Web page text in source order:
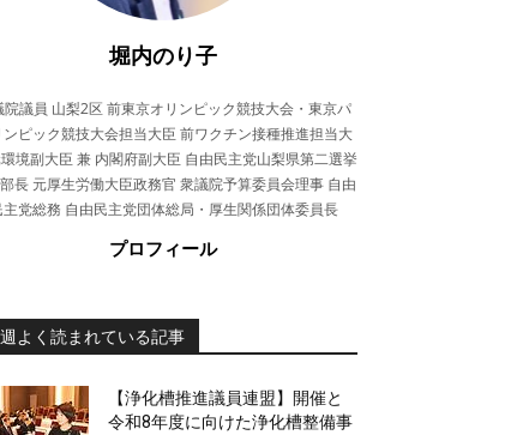
堀内のり子
院議員 山梨2区 前東京オリンピック競技大会・東京パ
ンピック競技大会担当大臣 前ワクチン接種推進担当大
境副大臣 兼 内閣府副大臣 自由民主党山梨県第二選挙
長 元厚生労働大臣政務官 衆議院予算委員会理事 自由
主党総務 自由民主党団体総局・厚生関係団体委員長
プロフィール
よく読まれている記事
【浄化槽推進議員連盟】開催と
令和8年度に向けた浄化槽整備事